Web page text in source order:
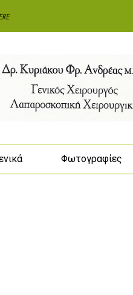
Φωτογραφίες